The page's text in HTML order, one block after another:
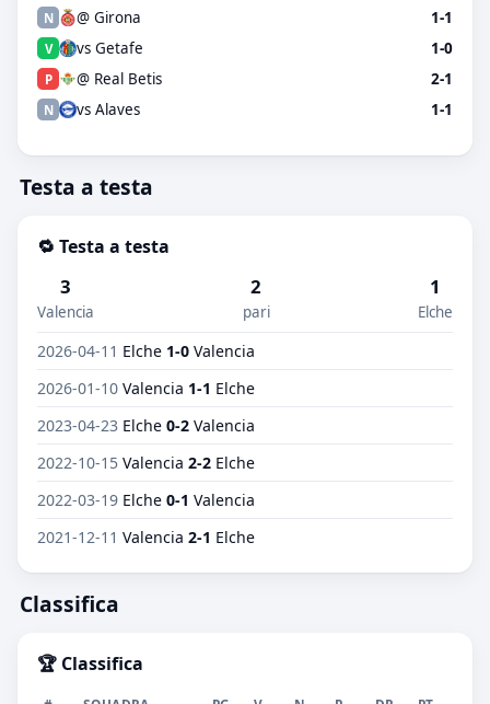
N @ Girona 1-1
V vs Getafe 1-0
P @ Real Betis 2-1
N vs Alaves 1-1
Testa a testa
🔁 Testa a testa
3
Valencia
2
pari
1
Elche
2026-04-11 Elche 1-0 Valencia
2026-01-10 Valencia 1-1 Elche
2023-04-23 Elche 0-2 Valencia
2022-10-15 Valencia 2-2 Elche
2022-03-19 Elche 0-1 Valencia
2021-12-11 Valencia 2-1 Elche
Classifica
🏆 Classifica